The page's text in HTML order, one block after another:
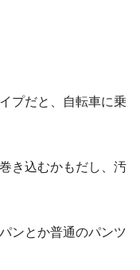
プだと、自転車に乗
き込むかもだし、汚
ンとか普通のパンツ